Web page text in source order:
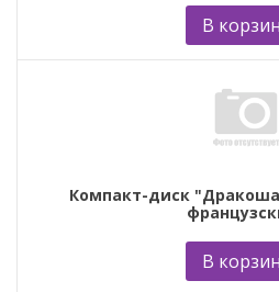
В
Компакт-диск
В